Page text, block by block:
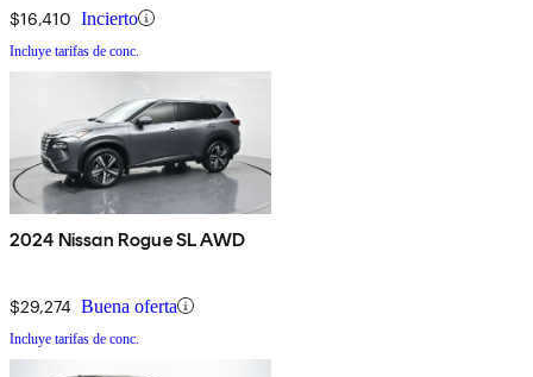
$16,410 Incierto
Incluye tarifas de conc.
2024 Nissan Rogue SL AWD
$29,274 Buena oferta
Incluye tarifas de conc.